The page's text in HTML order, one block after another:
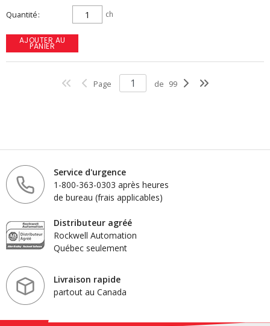
Quantité ch
AJOUTER AU
PANIER
Page de 99
Service d'urgence
1-800-363-0303 après heures
de bureau (frais applicables)
Distributeur agréé
Rockwell Automation
Québec seulement
Livraison rapide
partout au Canada